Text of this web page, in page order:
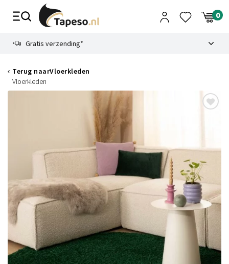
Gratis verzending*
Terug naarVloerkleden
Vloerkleden